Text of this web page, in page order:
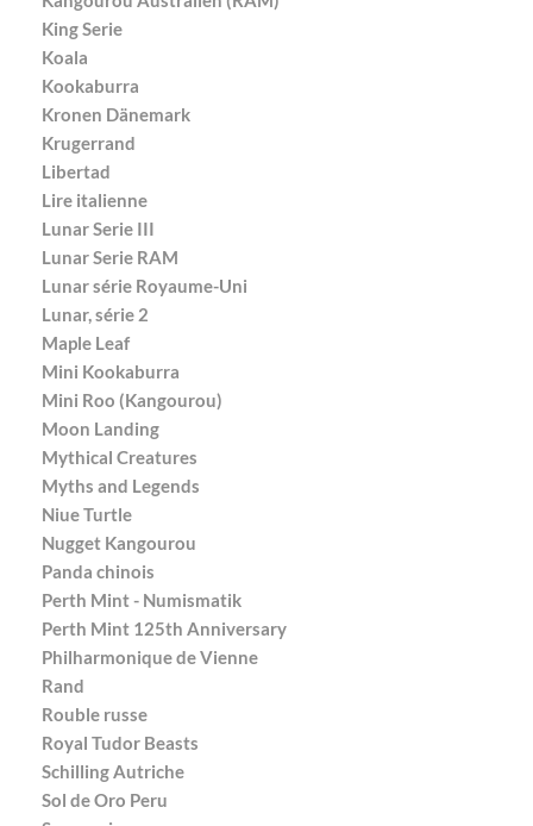
King Serie
Koala
Kookaburra
Kronen Dänemark
Krugerrand
Libertad
Lire italienne
Lunar Serie III
Lunar Serie RAM
Lunar série Royaume-Uni
Lunar, série 2
Maple Leaf
Mini Kookaburra
Mini Roo (Kangourou)
Moon Landing
Mythical Creatures
Myths and Legends
Niue Turtle
Nugget Kangourou
Panda chinois
Perth Mint - Numismatik
Perth Mint 125th Anniversary
Philharmonique de Vienne
Rand
Rouble russe
Royal Tudor Beasts
Schilling Autriche
Sol de Oro Peru